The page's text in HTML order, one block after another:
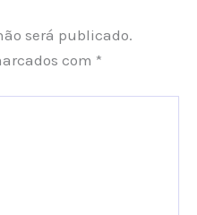
será publicado.
com *